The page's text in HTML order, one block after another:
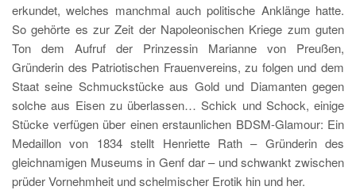
erkundet, welches manchmal auch politische Anklänge hatte.
So gehörte es zur Zeit der Napoleonischen Kriege zum guten
Ton dem Aufruf der Prinzessin Marianne von Preußen,
Gründerin des Patriotischen Frauenvereins, zu folgen und dem
Staat seine Schmuckstücke aus Gold und Diamanten gegen
solche aus Eisen zu überlassen… Schick und Schock, einige
Stücke verfügen über einen erstaunlichen BDSM-Glamour: Ein
Medaillon von 1834 stellt Henriette Rath – Gründerin des
gleichnamigen Museums in Genf dar – und schwankt zwischen
prüder Vornehmheit und schelmischer Erotik hin und her.